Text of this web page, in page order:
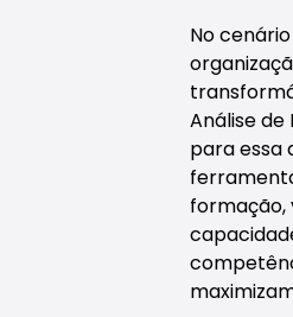
No
Análise
para essa
formação,